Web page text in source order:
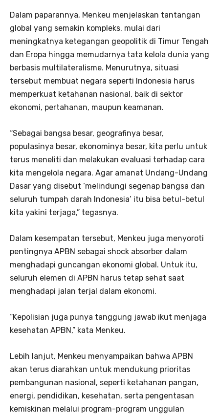
Dalam paparannya, Menkeu menjelaskan tantangan
global yang semakin kompleks, mulai dari
meningkatnya ketegangan geopolitik di Timur Tengah
dan Eropa hingga memudarnya tata kelola dunia yang
berbasis multilateralisme. Menurutnya, situasi
tersebut membuat negara seperti Indonesia harus
memperkuat ketahanan nasional, baik di sektor
ekonomi, pertahanan, maupun keamanan.
“Sebagai bangsa besar, geografinya besar,
populasinya besar, ekonominya besar, kita perlu untuk
terus meneliti dan melakukan evaluasi terhadap cara
kita mengelola negara. Agar amanat Undang-Undang
Dasar yang disebut ‘melindungi segenap bangsa dan
seluruh tumpah darah Indonesia’ itu bisa betul-betul
kita yakini terjaga,” tegasnya.
Dalam kesempatan tersebut, Menkeu juga menyoroti
pentingnya APBN sebagai shock absorber dalam
menghadapi guncangan ekonomi global. Untuk itu,
seluruh elemen di APBN harus tetap sehat saat
menghadapi jalan terjal dalam ekonomi.
“Kepolisian juga punya tanggung jawab ikut menjaga
kesehatan APBN,” kata Menkeu.
Lebih lanjut, Menkeu menyampaikan bahwa APBN
akan terus diarahkan untuk mendukung prioritas
pembangunan nasional, seperti ketahanan pangan,
energi, pendidikan, kesehatan, serta pengentasan
kemiskinan melalui program-program unggulan